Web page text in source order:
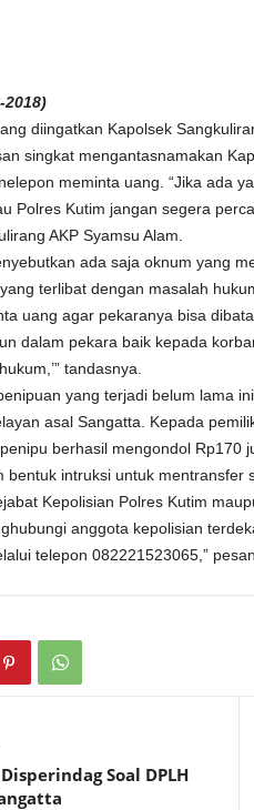
2018)
diingatkan Kapolsek
singkat mengantasnamakan
meminta uang. “Jika ada
Polres Kutim jangan segera
AKP Syamsu Alam.
ada saja oknum yang
terlibat dengan masalah
uang agar pekaranya bisa
dalam pekara baik kepada
tandasnya.
yang terjadi belum lama
asal Sangatta. Kepada
berhasil mengondol Rp170
bentuk intruksi untuk
Kepolisian Polres Kutim
anggota kepolisian
telepon 082221523065,”
Soal DPLH